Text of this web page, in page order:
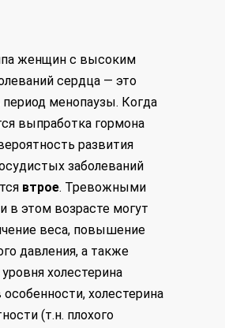
женщин с высоким
сердца — это
менопаузы. Когда
выпработка гормона
развития
заболеваний
втрое. Тревожными
в этом возрасте могут
веса, повышение
давления, а также
холестерина
холестерина
(т.н. плохого